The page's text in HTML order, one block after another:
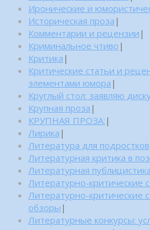
Иронические и
Историческая проза |
Комментарии и рецензии |
Криминальное чтиво |
Критика |
Критические статьи и
элементами юмора |
Круглый стол: заявляю
Крупная проза |
КРУПНАЯ ПРОЗА: |
Лирика |
Литература для подростков
Литературная критика в
Литературная публицистика
Литературно-критические
Литературно-критические
обзоры |
Литературные конкурсы: